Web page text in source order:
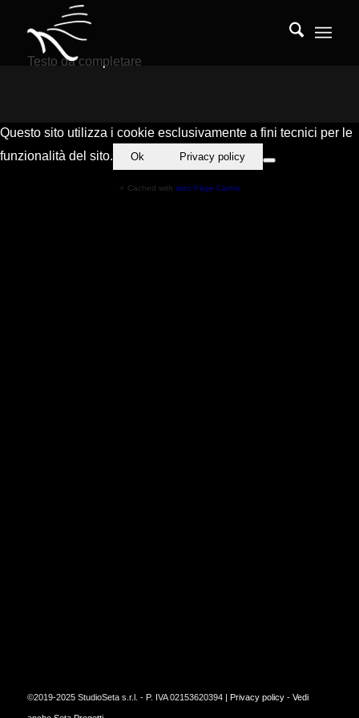
Testo da completare
©2019-2025 StudioSeta s.r.l. - P. IVA 02153620394 | Privacy policy- Vedi
Questo sito utilizza i cookie esclusivamente a fini tecnici per le
funzionalità del sito.
Ok Privacy policy
⚡ Cached with atec Page Cache